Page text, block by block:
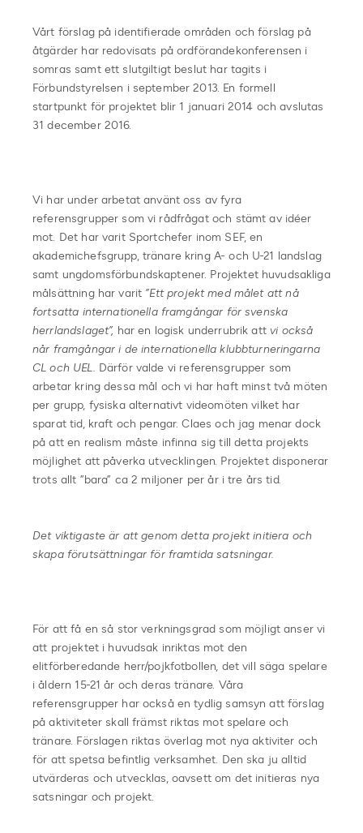
Vårt förslag på identifierade områden och förslag på
åtgärder har redovisats på ordförandekonferensen i
somras samt ett slutgiltigt beslut har tagits i
Förbundstyrelsen i september 2013. En formell
startpunkt för projektet blir 1 januari 2014 och avslutas
31 december 2016.
Vi har under arbetat använt oss av fyra
referensgrupper som vi rådfrågat och stämt av idéer
mot. Det har varit Sportchefer inom SEF, en
akademichefsgrupp, tränare kring A- och U-21 landslag
samt ungdomsförbundskaptener. Projektet huvudsakliga
målsättning har varit ”Ett projekt med målet att nå
fortsatta internationella framgångar för svenska
herrlandslaget”, har en logisk underrubrik att vi också
når framgångar i de internationella klubbturneringarna
CL och UEL. Därför valde vi referensgrupper som
arbetar kring dessa mål och vi har haft minst två möten
per grupp, fysiska alternativt videomöten vilket har
sparat tid, kraft och pengar. Claes och jag menar dock
på att en realism måste infinna sig till detta projekts
möjlighet att påverka utvecklingen. Projektet disponerar
trots allt ”bara” ca 2 miljoner per år i tre års tid.
Det viktigaste är att genom detta projekt initiera och
skapa förutsättningar för framtida satsningar.
För att få en så stor verkningsgrad som möjligt anser vi
att projektet i huvudsak inriktas mot den
elitförberedande herr/pojkfotbollen, det vill säga spelare
i åldern 15-21 år och deras tränare. Våra
referensgrupper har också en tydlig samsyn att förslag
på aktiviteter skall främst riktas mot spelare och
tränare. Förslagen riktas överlag mot nya aktiviter och
för att spetsa befintlig verksamhet. Den ska ju alltid
utvärderas och utvecklas, oavsett om det initieras nya
satsningar och projekt.